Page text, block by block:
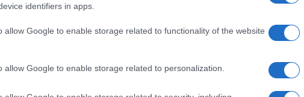
identifiers in apps.
allow Google to enable storage related to functionality of the website
allow Google to enable storage related to personalization.
2022» – Προχωρά η αποκατάσταση
Σερβίων
Δήμου Σερβίων η μελέτη για το νέο